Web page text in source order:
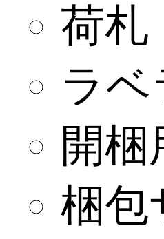
荷札
ラベ
開
梱包